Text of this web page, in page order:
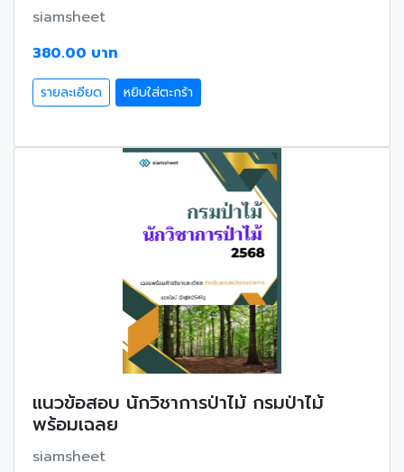
siamsheet
380.00 บาท
รายละเอียด หยิบใส่ตะกร้า
แนวข้อสอบ นักวิชาการป่าไม้ กรมป่าไม้
พร้อมเฉลย
siamsheet